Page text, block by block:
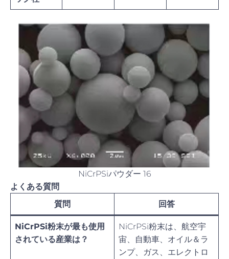
NiCrPSiパウダー 16
よくある質問
質問
回答
NiCrPSi粉末が最も使用
されている産業は？
NiCrPSi粉末は、航空宇
宙、自動車、オイル＆ラ
ンプ、ガス、エレクトロ